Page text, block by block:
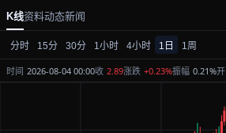
K线资料动态新闻
分时 15分 30分 1小时 4小时 1日 1周
时间 2026-08-04 00:00收 2.89涨跌 +0.23%振幅 0.21%开